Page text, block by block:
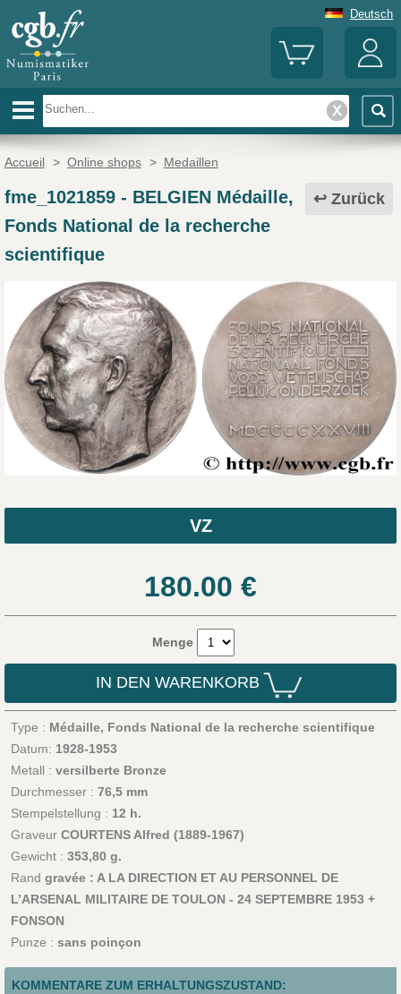
Deutsch
Accueil > Online shops > Medaillen
Zurück
fme_1021859- BELGIEN Médaille,
Fonds National de la recherche
scientifique
VZ
180.00 €
Menge
IN DEN WARENKORB
Type : Médaille, Fonds National de la recherche scientifique
Datum: 1928-1953
Metall : versilberte Bronze
Durchmesser : 76,5 mm
Stempelstellung : 12 h.
Graveur COURTENS Alfred (1889-1967)
Gewicht : 353,80 g.
Rand gravée : A LA DIRECTION ET AU PERSONNEL DE
L’ARSENAL MILITAIRE DE TOULON - 24 SEPTEMBRE 1953 +
FONSON
Punze : sans poinçon
KOMMENTARE ZUM ERHALTUNGSZUSTAND: